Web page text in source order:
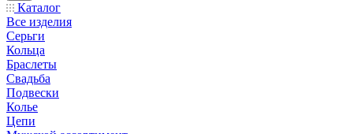
Каталог
Все изделия
Серьги
Кольца
Браслеты
Свадьба
Подвески
Колье
Цепи